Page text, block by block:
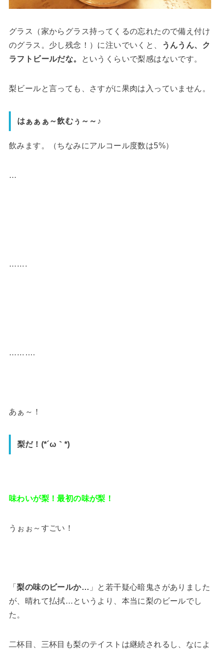
グラス（家からグラス持ってくるの忘れたので備え付け
のグラス。少し残念！）に注いでいくと、
うんうん、ク
ラフトビールだな。
というくらいで梨感はないです。
梨ビールと言っても、さすがに果肉は入っていません。
はぁぁぁ～飲むぅ～～♪
飲みます。（ちなみにアルコール度数は5%）
…
…….
……….
あぁ～！
梨だ！(*´ω｀*)
味わいが梨！最初の味が梨！
うぉぉ～すごい！
「梨の味のビールか… 」と若干疑心暗鬼さがありました
が、晴れて払拭…というより、本当に梨のビールでし
た。
二杯目、三杯目も梨のテイストは継続されるし、なによ